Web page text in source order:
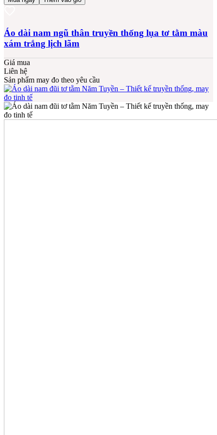
Áo dài nam ngũ thân truyền thống lụa tơ tằm màu
xám trắng lịch lãm
Giá mua
Liên hệ
Sản phẩm may đo theo yêu cầu